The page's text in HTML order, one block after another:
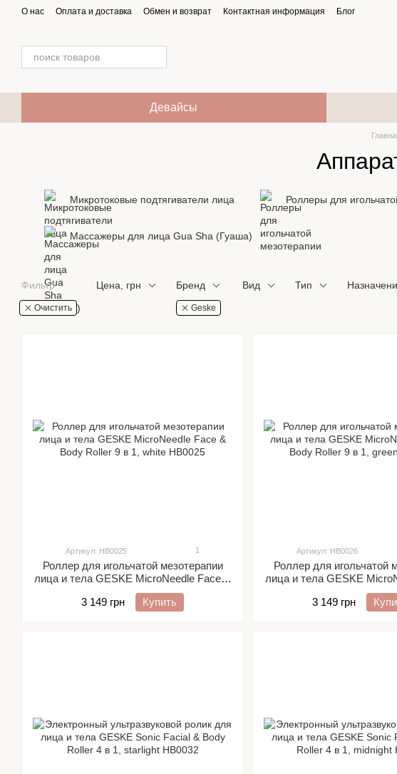
Перейти к основному контенту
О нас Оплата и доставка Обмен и возврат Контактная информация Блог
Девайсы
Микротоковые подтягиватели лица Роллеры для
Массажеры для лица Gua Sha (Гуаша)
Фильтр
Очистить
Цена, грн Бренд
Geske
Вид Тип
Артикул: HB0025 1
Роллер для игольчатой мезотерапии
лица и тела GESKE MicroNeedle Face &
Body Roller 9 в 1, white
3 149 грн
Купить
Артикул: HB0026
Роллер для игольчатой
лица и тела GESKE
Body Roller 9 в 1,
3 149 грн